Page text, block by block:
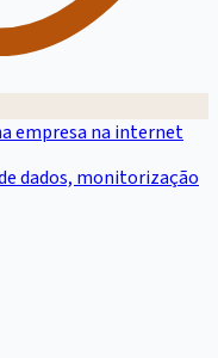
empresa na internet
dados, monitorização